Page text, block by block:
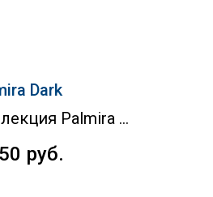
Dark
Palmira
руб.